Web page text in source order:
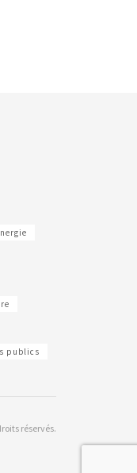
publics
réservés.